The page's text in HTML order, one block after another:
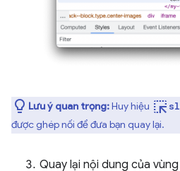
Lưu ý quan trọng:Huy hiệu ink_selection
được ghép nối để đưa bạn quay lại.
Quay lại nội dung của